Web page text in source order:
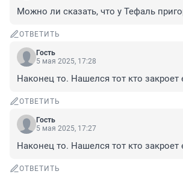
Можно ли сказать, что у Тефаль
ОТВЕТИТЬ
Гость
5 мая 2025, 17:28
Наконец то. Нашелся тот кто закроет
ОТВЕТИТЬ
Гость
5 мая 2025, 17:27
Наконец то. Нашелся тот кто закроет
ОТВЕТИТЬ